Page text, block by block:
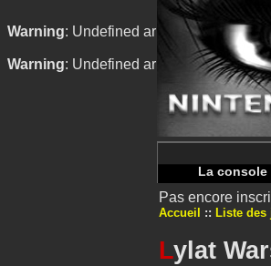
Warning: Undefined array key
Warning: Undefined array key
La console
Pas encore
Accueil Liste des
Lylat